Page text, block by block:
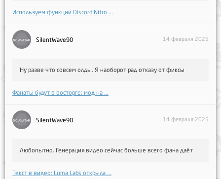
Используем функции Discord Nitro ...
SilentWave90 14 февраля 2025
Ну разве что совсем олды. Я наоборот рад отказу от фиксы
Фанаты будут в восторге: мод на ...
SilentWave90 14 февраля 2025
Любопытно. Генерация видео сейчас больше всего фана даёт
Текст в видео: Luma Labs открыла ...